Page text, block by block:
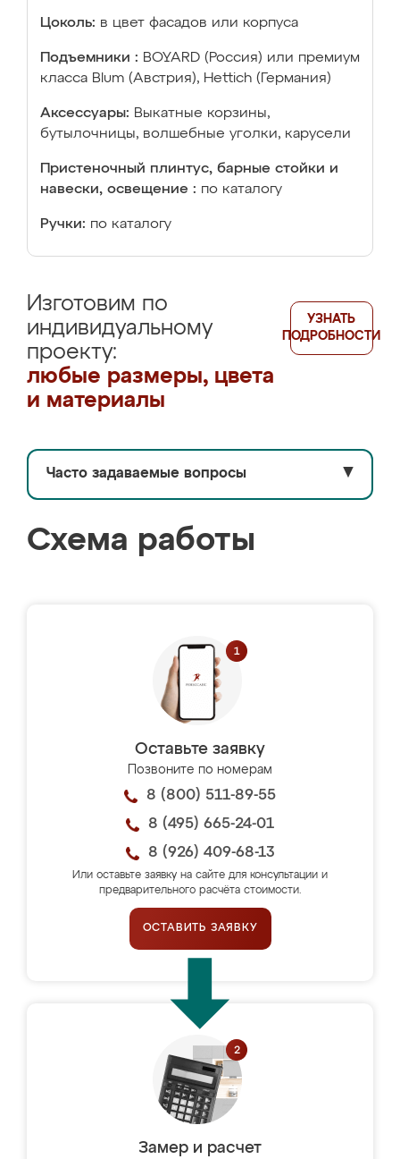
Цоколь: в цвет фасадов или корпуса
Подъемники : BOYARD (Россия) или премиум
класса Blum (Австрия), Hettich (Германия)
Аксессуары: Выкатные корзины,
бутылочницы, волшебные уголки, карусели
Пристеночный плинтус, барные стойки и
навески, освещение : по каталогу
Ручки: по каталогу
Изготовим по
индивидуальному
проекту:
любые размеры, цвета
и материалы
УЗНАТЬ
ПОДРОБНОСТИ
Часто задаваемые вопросы ▼
Схема работы
Оставьте заявку
Позвоните по номерам
8 (800) 511-89-55
8 (495) 665-24-01
8 (926) 409-68-13
Или оставьте заявку на сайте для консультации и
предварительного расчёта стоимости.
ОСТАВИТЬ ЗАЯВКУ
Замер и расчет